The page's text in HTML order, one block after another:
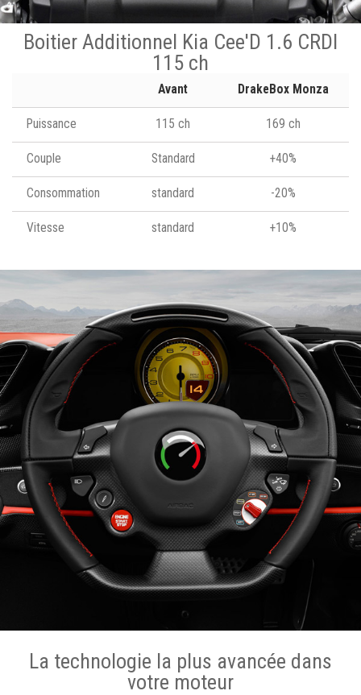
Boitier Additionnel Kia Cee'D 1.6 CRDI
115 ch
Avant DrakeBox Monza
Puissance 115 ch 169 ch
Couple Standard +40%
Consommation standard -20%
Vitesse standard +10%
La technologie la plus avancée dans
votre moteur